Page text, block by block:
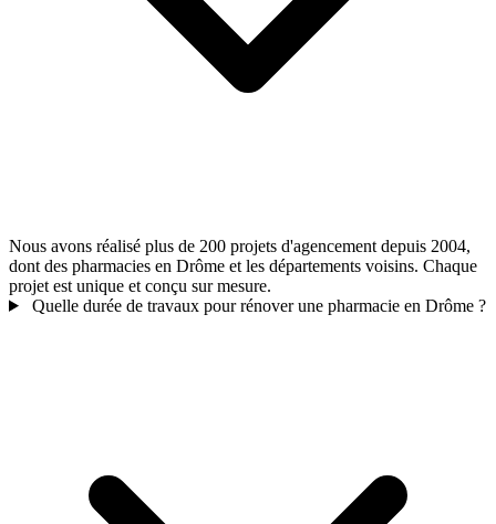
Nous avons réalisé plus de 200 projets d'agencement depuis 2004,
dont des pharmacies en Drôme et les départements voisins. Chaque
projet est unique et conçu sur mesure.
Quelle durée de travaux pour rénover une pharmacie en Drôme ?